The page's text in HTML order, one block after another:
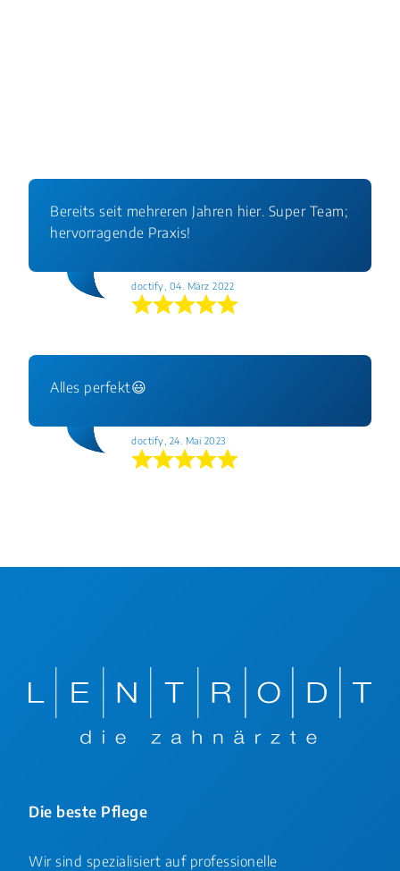
Bereits seit mehreren Jahren hier. Super Team;
hervorragende Praxis!
doctify, 04. März 2022
Alles perfekt😃
doctify, 24. Mai 2023
Die beste Pflege
Wir sind spezialisiert auf professionelle